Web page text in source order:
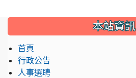
::: 本站資訊
首頁
行政公告
人事選聘